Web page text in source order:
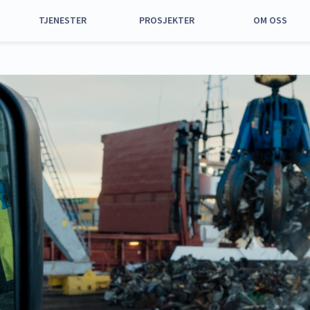
TJENESTER PROSJEKTER OM OSS
Havn og anløp
Utstyr og
maskiner
Arealer til leie
Parkering
Aktiviteter og
tiltak
Grønøra vest,
Orkanger
Utskipingskai for
Om oss
Samfunnsansvar
Strategi 2025 –
2035
Historie
Representantskap
Styret